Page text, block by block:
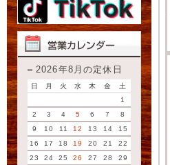
2026年8月の定休日
日 月 火 水 木 金
土
1
2
3 4 5 6 7
8
9
10 11 12 13 14
15
16
17 18 19 20 21
22
23
24 25 26 27 28
29